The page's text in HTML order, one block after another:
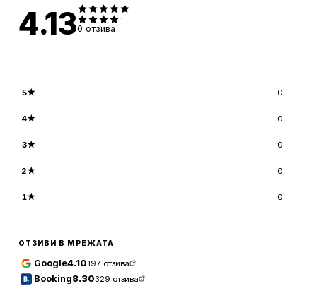
4.130 отзива
5★ 0
4★ 0
3★ 0
2★ 0
1★ 0
ОТЗИВИ В МРЕЖАТА
Google4.10197 отзива
Booking8.30329 отзива